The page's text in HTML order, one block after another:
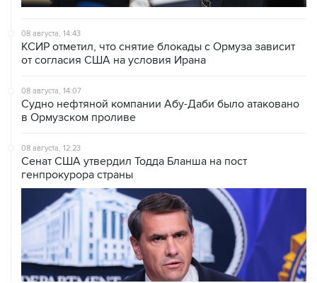
08 августа, 14:43
КСИР отметил, что снятие блокады с Ормуза зависит
от согласия США на условия Ирана
08 августа, 14:07
Судно нефтяной компании Абу-Даби было атаковано
в Ормузском проливе
08 августа, 12:23
Сенат США утвердил Тодда Бланша на пост
генпрокурора страны